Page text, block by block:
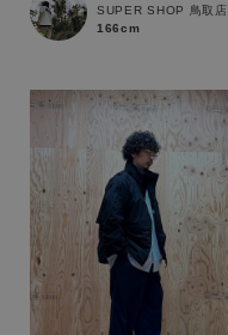
SUPER SHOP 鳥取店
166cm